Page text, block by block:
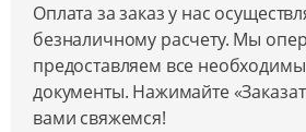
Оплата за заказ у нас
безналичному расчету. Мы
предоставляем все
документы. Нажимайте
вами свяжемся!